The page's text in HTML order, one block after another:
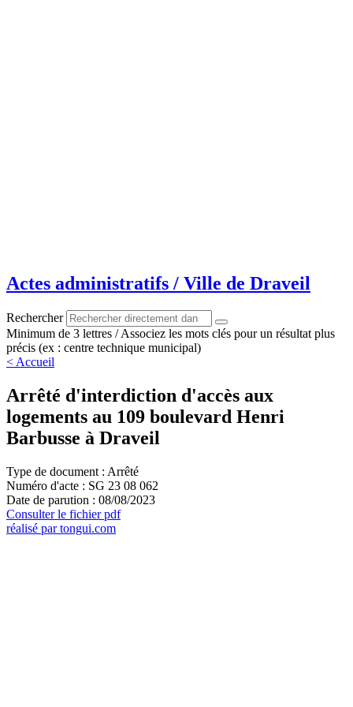
Actes administratifs / Ville de Draveil
Rechercher
Minimum de 3 lettres / Associez les mots clés pour un résultat plus
précis (ex : centre technique municipal)
< Accueil
Arrêté d'interdiction d'accès aux
logements au 109 boulevard Henri
Barbusse à Draveil
Type de document : Arrêté
Numéro d'acte : SG 23 08 062
Date de parution : 08/08/2023
Consulter le fichier pdf
réalisé par tongui.com